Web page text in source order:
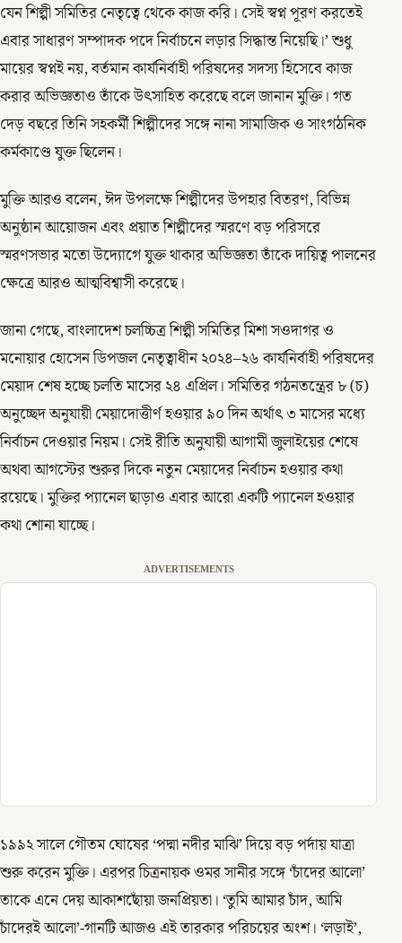
যেন শিল্পী সমিতির নেতৃত্বে থেকে কাজ করি। সেই স্বপ্ন পূরণ করতেই
এবার সাধারণ সম্পাদক পদে নির্বাচনে লড়ার সিদ্ধান্ত নিয়েছি।’ শুধু
মায়ের স্বপ্নই নয়, বর্তমান কার্যনির্বাহী পরিষদের সদস্য হিসেবে কাজ
করার অভিজ্ঞতাও তাঁকে উৎসাহিত করেছে বলে জানান মুক্তি। গত
দেড় বছরে তিনি সহকর্মী শিল্পীদের সঙ্গে নানা সামাজিক ও সাংগঠনিক
কর্মকাণ্ডে যুক্ত ছিলেন।
মুক্তি আরও বলেন, ঈদ উপলক্ষে শিল্পীদের উপহার বিতরণ, বিভিন্ন
অনুষ্ঠান আয়োজন এবং প্রয়াত শিল্পীদের স্মরণে বড় পরিসরে
স্মরণসভার মতো উদ্যোগে যুক্ত থাকার অভিজ্ঞতা তাঁকে দায়িত্ব পালনের
ক্ষেত্রে আরও আত্মবিশ্বাসী করেছে।
জানা গেছে, বাংলাদেশ চলচ্চিত্র শিল্পী সমিতির মিশা সওদাগর ও
মনোয়ার হোসেন ডিপজল নেতৃত্বাধীন ২০২৪–২৬ কার্যনির্বাহী পরিষদের
মেয়াদ শেষ হচ্ছে চলতি মাসের ২৪ এপ্রিল। সমিতির গঠনতন্ত্রের ৮ (চ)
অনুচ্ছেদ অনুযায়ী মেয়াদোত্তীর্ণ হওয়ার ৯০ দিন অর্থাৎ ৩ মাসের মধ্যে
নির্বাচন দেওয়ার নিয়ম। সেই রীতি অনুযায়ী আগামী জুলাইয়ের শেষে
অথবা আগস্টের শুরুর দিকে নতুন মেয়াদের নির্বাচন হওয়ার কথা
রয়েছে। মুক্তির প্যানেল ছাড়াও এবার আরো একটি প্যানেল হওয়ার
কথা শোনা যাচ্ছে।
ADVERTISEMENTS
১৯৯২ সালে গৌতম ঘোষের ‘পদ্মা নদীর মাঝি’ দিয়ে বড় পর্দায় যাত্রা
শুরু করেন মুক্তি। এরপর চিত্রনায়ক ওমর সানীর সঙ্গে ‘চাঁদের আলো’
তাকে এনে দেয় আকাশছোঁয়া জনপ্রিয়তা। ‘তুমি আমার চাঁদ, আমি
চাঁদেরই আলো’-গানটি আজও এই তারকার পরিচয়ের অংশ। ‘লড়াই’,